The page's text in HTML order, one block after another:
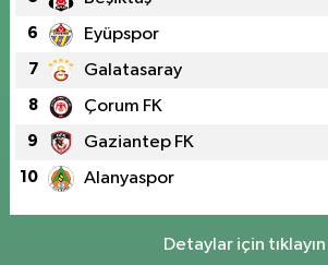
6 Eyüpspor
7 Galatasaray
8 Çorum FK
9 Gaziantep FK
10 Alanyaspor
Detaylar için tıklayın